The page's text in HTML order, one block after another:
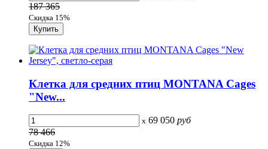
187 365
Скидка 15%
Клетка для средних птиц MONTANA Cages
"New...
x 69 050 руб
78 466
Скидка 12%